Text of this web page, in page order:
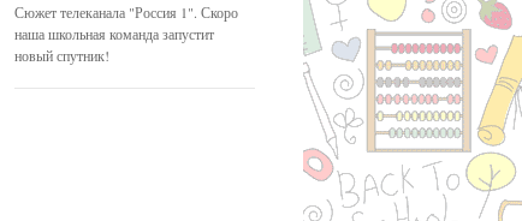
Сюжет телеканала "Россия 1". Скоро
наша школьная команда запустит
новый спутник!